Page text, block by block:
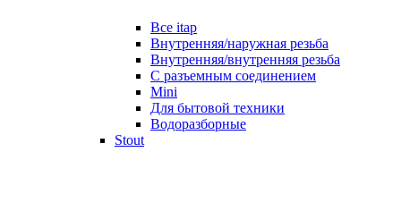
Все itap
Внутренняя/наружная резьба
Внутренняя/внутренняя резьба
С разъемным соединением
Mini
Для бытовой техники
Водоразборные
Stout